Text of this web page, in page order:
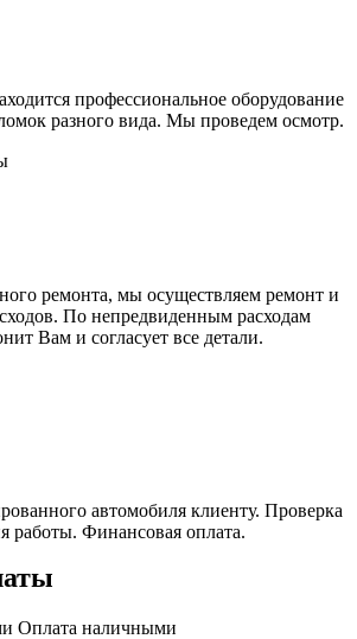
профессиональное оборудование
разного вида. Мы проведем осмотр.
ремонта, мы осуществляем ремонт и
По непредвиденным расходам
Вам и согласует все детали.
автомобиля клиенту. Проверка
работы. Финансовая оплата.
Оплата наличными